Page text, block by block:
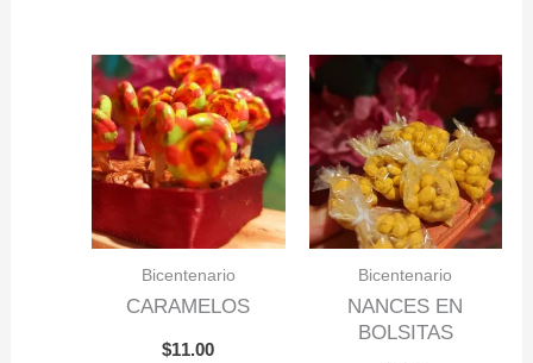
Bicentenario
CARAMELOS
$11.00
Bicentenario
NANCES EN
BOLSITAS